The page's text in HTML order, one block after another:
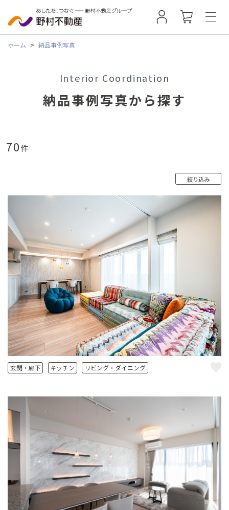
ホーム > 納品事例写真
Interior Coordination
納品事例写真から探す
70件
絞り込み
玄関・廊下 キッチン リビング・ダイニング